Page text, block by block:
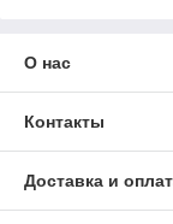
О нас
Контакты
Доставка и